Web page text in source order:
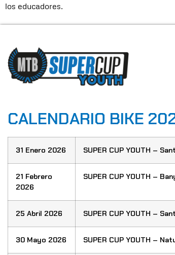
los educadores.
CALENDARIO BIKE
31 Enero 2026 SUPER CUP YOUTH –
21 Febrero
2026
SUPER CUP YOUTH –
25 Abril 2026 SUPER CUP YOUTH –
30 Mayo 2026 SUPER CUP YOUTH –